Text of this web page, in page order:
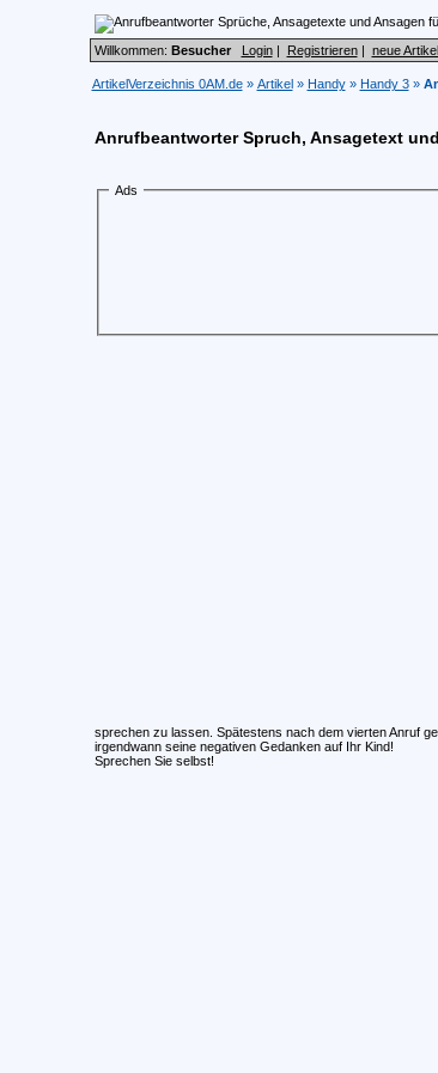
Willkommen: Besucher Login| Registrieren| neue Artikel
ArtikelVerzeichnis 0AM.de» Artikel» Handy» Handy 3»
Anrufbeantworter Spruch, Ansagetext
Ads
sprechen zu lassen. Spätestens nach dem vierten Anruf
irgendwann seine negativen Gedanken auf Ihr Kind!
Sprechen Sie selbst!